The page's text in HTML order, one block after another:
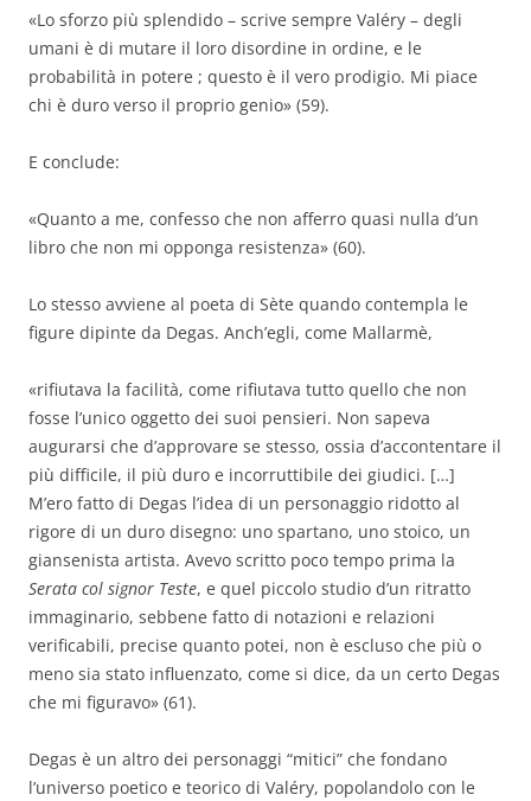
«Lo sforzo più splendido – scrive sempre Valéry – degli
umani è di mutare il loro disordine in ordine, e le
probabilità in potere ; questo è il vero prodigio. Mi piace
chi è duro verso il proprio genio» (59).
E conclude:
«Quanto a me, confesso che non afferro quasi nulla d’un
libro che non mi opponga resistenza» (60).
Lo stesso avviene al poeta di Sète quando contempla le
figure dipinte da Degas. Anch’egli, come Mallarmè,
«rifiutava la facilità, come rifiutava tutto quello che non
fosse l’unico oggetto dei suoi pensieri. Non sapeva
augurarsi che d’approvare se stesso, ossia d’accontentare il
più difficile, il più duro e incorruttibile dei giudici. […]
M’ero fatto di Degas l’idea di un personaggio ridotto al
rigore di un duro disegno: uno spartano, uno stoico, un
giansenista artista. Avevo scritto poco tempo prima la
Serata col signor Teste, e quel piccolo studio d’un ritratto
immaginario, sebbene fatto di notazioni e relazioni
verificabili, precise quanto potei, non è escluso che più o
meno sia stato influenzato, come si dice, da un certo Degas
che mi figuravo» (61).
Degas è un altro dei personaggi “mitici” che fondano
l’universo poetico e teorico di Valéry, popolandolo con le